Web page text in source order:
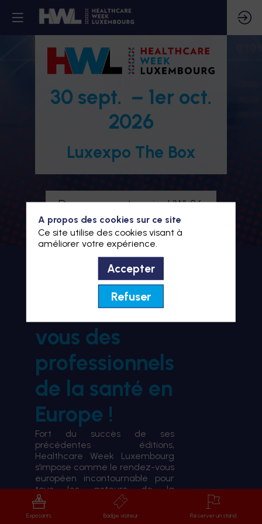
30 sept. – 1er oct.
2026
Luxexpo The Box
Devenez partenaire HWL26
Je m'inscris à HWL26
BIENVENUE À HWL26
le rendez-
vous des
professionnels
de la santé en
Europe !
Fort du succès de ses
précédentes éditions,
Healthcare Week Luxembourg
s’impose comme le rendez-vous
européen incontournable pour
tous les acteurs de la
transformation du système de
santé.
Exposants Badge visiteur Réserver un stand
A propos des cookies sur ce site
Ce site utilise des cookies visant à
améliorer votre expérience.
Accepter
Refuser